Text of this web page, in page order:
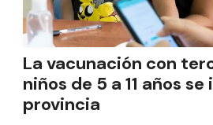
La vacunación con
niños de 5 a 11 años
provincia